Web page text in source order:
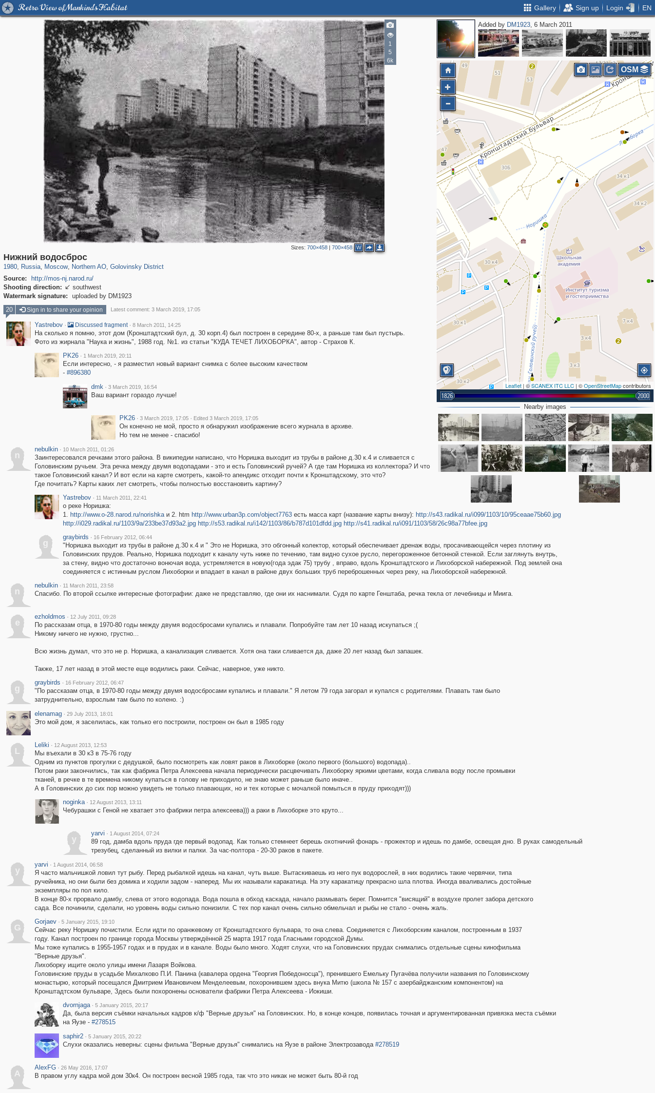
Retro View of Mankind's Habitat Gallery Sign up Login EN
1
5
6k
Sizes: 700×458| 700×458 W
Нижний водосброс
1980, Russia
1,407,363 29,248
, Moscow
319,882 8,286
, Northern AO
22,544 598
, Golovinsky District
Source:
http://mos-nj.narod.ru/
Shooting direction:  southwest
Watermark signature:
uploaded by DM1923
Added by DM1923, 6 March 2011
2
2
2
Leaflet | ©SCANEX ITC LLC | ©OpenStreetMapcontributors
1826 2000
OSM
Nearby images
20 Sign in to share your opinion Latest comment: 3 March 2019, 17:05
Yastrebov · Discussed fragment · 8 March 2011, 14:25
На сколько я помню, этот дом (Кронштадтский бул, д. 30 корп.4) был построен в середине 80-х, а раньше там был пустырь.
Фото из жирнала "Наука и жизнь", 1988 год. №1. из статьи "КУДА ТЕЧЕТ ЛИХОБОРКА", автор - Страхов К.
PK26 · 1 March 2019, 20:11
Если интересно, - я разместил новый вариант снимка с более высоким качеством
- #896380
dmk · 3 March 2019, 16:54
Ваш вариант гораздо лучше!
PK26 · 3 March 2019, 17:05 · Edited 3 March 2019, 17:05
Он конечно не мой, просто я обнаружил изображение всего журнала в архиве.
Но тем не менее - спасибо!
n
nebulkin · 10 March 2011, 01:26
Заинтересовался речками этого района. В википедии написано, что Норишка выходит из трубы в районе д.30 к.4 и сливается с
Головинским ручьем. Эта речка между двумя водопадами - это и есть Головинский ручей? А где там Норишка из коллектора? И что
такое Головинский канал? И вот если на карте смотреть, какой-то апендикс отходит почти к Кронштадскому, это что?
Где почитать? Карты каких лет смотреть, чтобы полностью восстановить картину?
Yastrebov · 11 March 2011, 22:41
о реке Норишка:
1. http://www.o-28.narod.ru/norishkaи 2. htm http://www.urban3p.com/object7763есть масса карт (название карты внизу): http://s43.radikal.ru/i099/1103/10/95ceaae75b60.jpg
http://i029.radikal.ru/1103/9a/233be37d93a2.jpg http://s53.radikal.ru/i142/1103/86/b787d101dfdd.jpg http://s41.radikal.ru/i091/1103/58/26c98a77bfee.jpg
g
graybirds · 16 February 2012, 06:44
"Норишка выходит из трубы в районе д.30 к.4 и " Это не Норишка, это обгонный колектор, который обеспечивает дренаж воды, просачивающейся через плотину из
Головинских прудов. Реально, Норишка подходит к каналу чуть ниже по течению, там видно сухое русло, перегороженное бетонной стенкой. Если заглянуть внутрь,
за стену, видно что достаточно вонючая вода, устремляется в новую(года эдак 75) трубу , вправо, вдоль Кронштадтского и Лихоборской набережной. Под землей она
соединяется с истинным руслом Лихоборки и впадает в канал в районе двух больших труб переброшенных через реку, на Лихоборской набережной.
n
nebulkin · 11 March 2011, 23:58
Спасибо. По второй ссылке интересные фотографии: даже не представляю, где они их наснимали. Судя по карте Генштаба, речка текла от лечебницы и Миига.
e
ezholdmos · 12 July 2011, 09:28
По рассказам отца, в 1970-80 годы между двумя водосбросами купались и плавали. Попробуйте там лет 10 назад искупаться ;(
Никому ничего не нужно, грустно...
Всю жизнь думал, что это не р. Норишка, а канализация сливается. Хотя она таки сливается да, даже 20 лет назад был запашек.
Также, 17 лет назад в этой месте еще водились раки. Сейчас, наверное, уже никто.
g
graybirds · 16 February 2012, 06:47
"По рассказам отца, в 1970-80 годы между двумя водосбросами купались и плавали." Я летом 79 года загорал и купался с родителями. Плавать там было
затруднительно, взрослым там было по колено. :)
elenamag · 29 July 2013, 18:01
Это мой дом, я заселилась, как только его построили, построен он был в 1985 году
L
Leliki · 12 August 2013, 12:53
Мы въехали в 30 к3 в 75-76 году
Одним из пунктов прогулки с дедушкой, было посмотреть как ловят раков в Лихоборке (около первого (большого) водопада)..
Потом раки закончились, так как фабрика Петра Алексеева начала периодически расцвечивать Лихоборку яркими цветами, когда сливала воду после промывки
тканей, в речке в те времена никому купаться в голову не приходило, не знаю может раньше было иначе..
А в Головинских до сих пор можно увидеть не только плавающих, но и тех которые с мочалкой помыться в пруду приходят)))
noginka · 12 August 2013, 13:11
Чебурашки с Геной не хватает это фабрики петра алексеева))) а раки в Лихоборке это круто...
y
yarvi · 1 August 2014, 07:24
89 год, дамба вдоль пруда где первый водопад. Как только стемнеет берешь охотничий фонарь - прожектор и идешь по дамбе, освещая дно. В руках самодельный
трезубец, сделанный из вилки и палки. За час-полтора - 20-30 раков в пакете.
y
yarvi · 1 August 2014, 06:58
Я часто мальчишкой ловил тут рыбу. Перед рыбалкой идешь на канал, чуть выше. Вытаскиваешь из него пук водорослей, в них водились такие червячки, типа
ручейника, но они были без домика и ходили задом - наперед. Мы их называли каракатица. На эту каракатицу прекрасно шла плотва. Иногда вваливались достойные
экземпляры по пол кило.
В конце 80-х прорвало дамбу, слева от этого водопада. Вода пошла в обход каскада, начало размывать берег. Помнится "висящий" в воздухе пролет забора детского
сада. Все починили, сделали, но уровень воды сильно понизили. С тех пор канал очень сильно обмельчал и рыбы не стало - очень жаль.
G
Gorjaev · 5 January 2015, 19:10
Сейчас реку Норишку почистили. Если идти по оранжевому от Кронштадтского бульвара, то она слева. Соединяется с Лихоборским каналом, построенным в 1937
году. Канал построен по границе города Москвы утверждённой 25 марта 1917 года Гласными городской Думы.
Мы тоже купались в 1955-1957 годах и в прудах и в канале. Воды было много. Ходят слухи, что на Головинских прудах снимались отдельные сцены кинофильма
"Верные друзья".
Лихоборку ищите около улицы имени Лазаря Войкова.
Головинские пруды в усадьбе Михалково П.И. Панина (кавалера ордена "Георгия Победоносца"), пренившего Емельку Пугачёва получили названия по Головинскому
монастырю, который посещался Дмитрием Ивановичем Менделеевым, похоронившем здесь внука Митю (школа № 157 с азербайджанским компонентом) на
Кронштадтском бульваре, Здесь были похоронены основатели фабрики Петра Алексеева - Иокиши.
dvornjaga · 5 January 2015, 20:17
Да, была версия съёмки начальных кадров к/ф "Верные друзья" на Головинских. Но, в конце концов, появилась точная и аргументированная привязка места съёмки
на Яузе - #278515
saphir2 · 5 January 2015, 20:22
Слухи оказались неверны: сцены фильма "Верные друзья" снимались на Яузе в районе Электрозавода #278519
A
AlexFG · 26 May 2016, 17:07
В правом углу кадра мой дом 30к4. Он построен весной 1985 года, так что это никак не может быть 80-й год